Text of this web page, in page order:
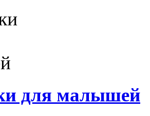
для малышей